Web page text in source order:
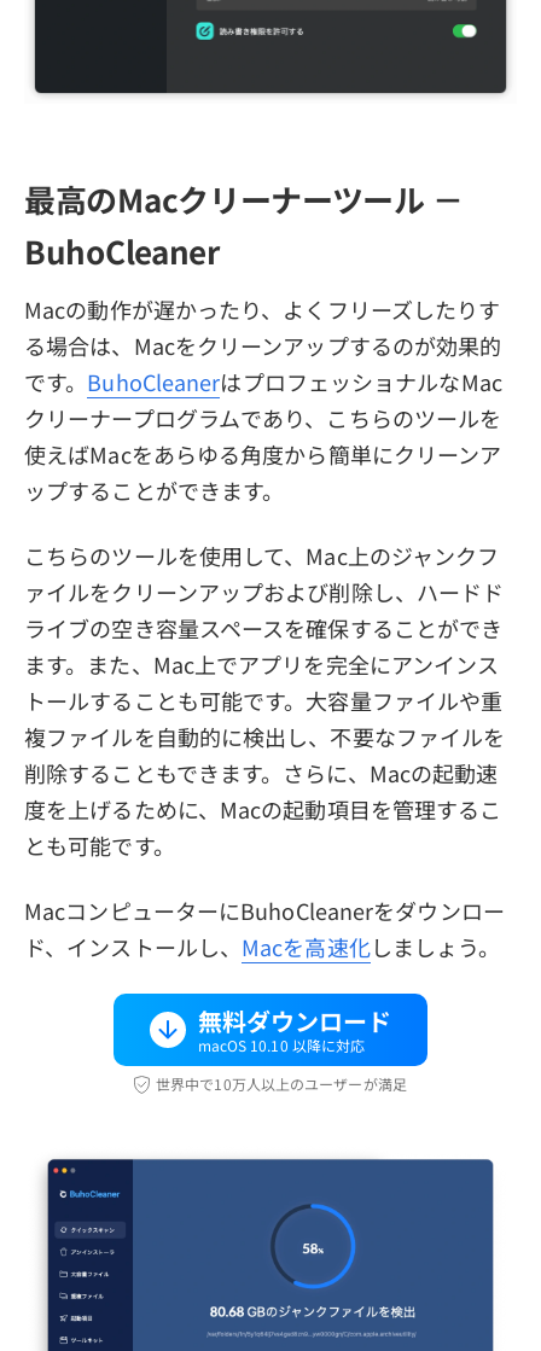
最高のMacクリーナーツール －
BuhoCleaner
Macの動作が遅かったり、よくフリーズしたりす
る場合は、Macをクリーンアップするのが効果的
です。 BuhoCleanerはプロフェッショナルなMac
クリーナープログラムであり、こちらのツールを
使えばMacをあらゆる角度から簡単にクリーンア
ップすることができます。
こちらのツールを使用して、Mac上のジャンクフ
ァイルをクリーンアップおよび削除し、ハードド
ライブの空き容量スペースを確保することができ
ます。また、Mac上でアプリを完全にアンインス
トールすることも可能です。大容量ファイルや重
複ファイルを自動的に検出し、不要なファイルを
削除することもできます。さらに、Macの起動速
度を上げるために、Macの起動項目を管理するこ
とも可能です。
MacコンピューターにBuhoCleanerをダウンロー
ド、インストールし、 Macを高速化しましょう。
無料ダウンロード
macOS 10.10 以降に対応
世界中で10万人以上のユーザーが満足